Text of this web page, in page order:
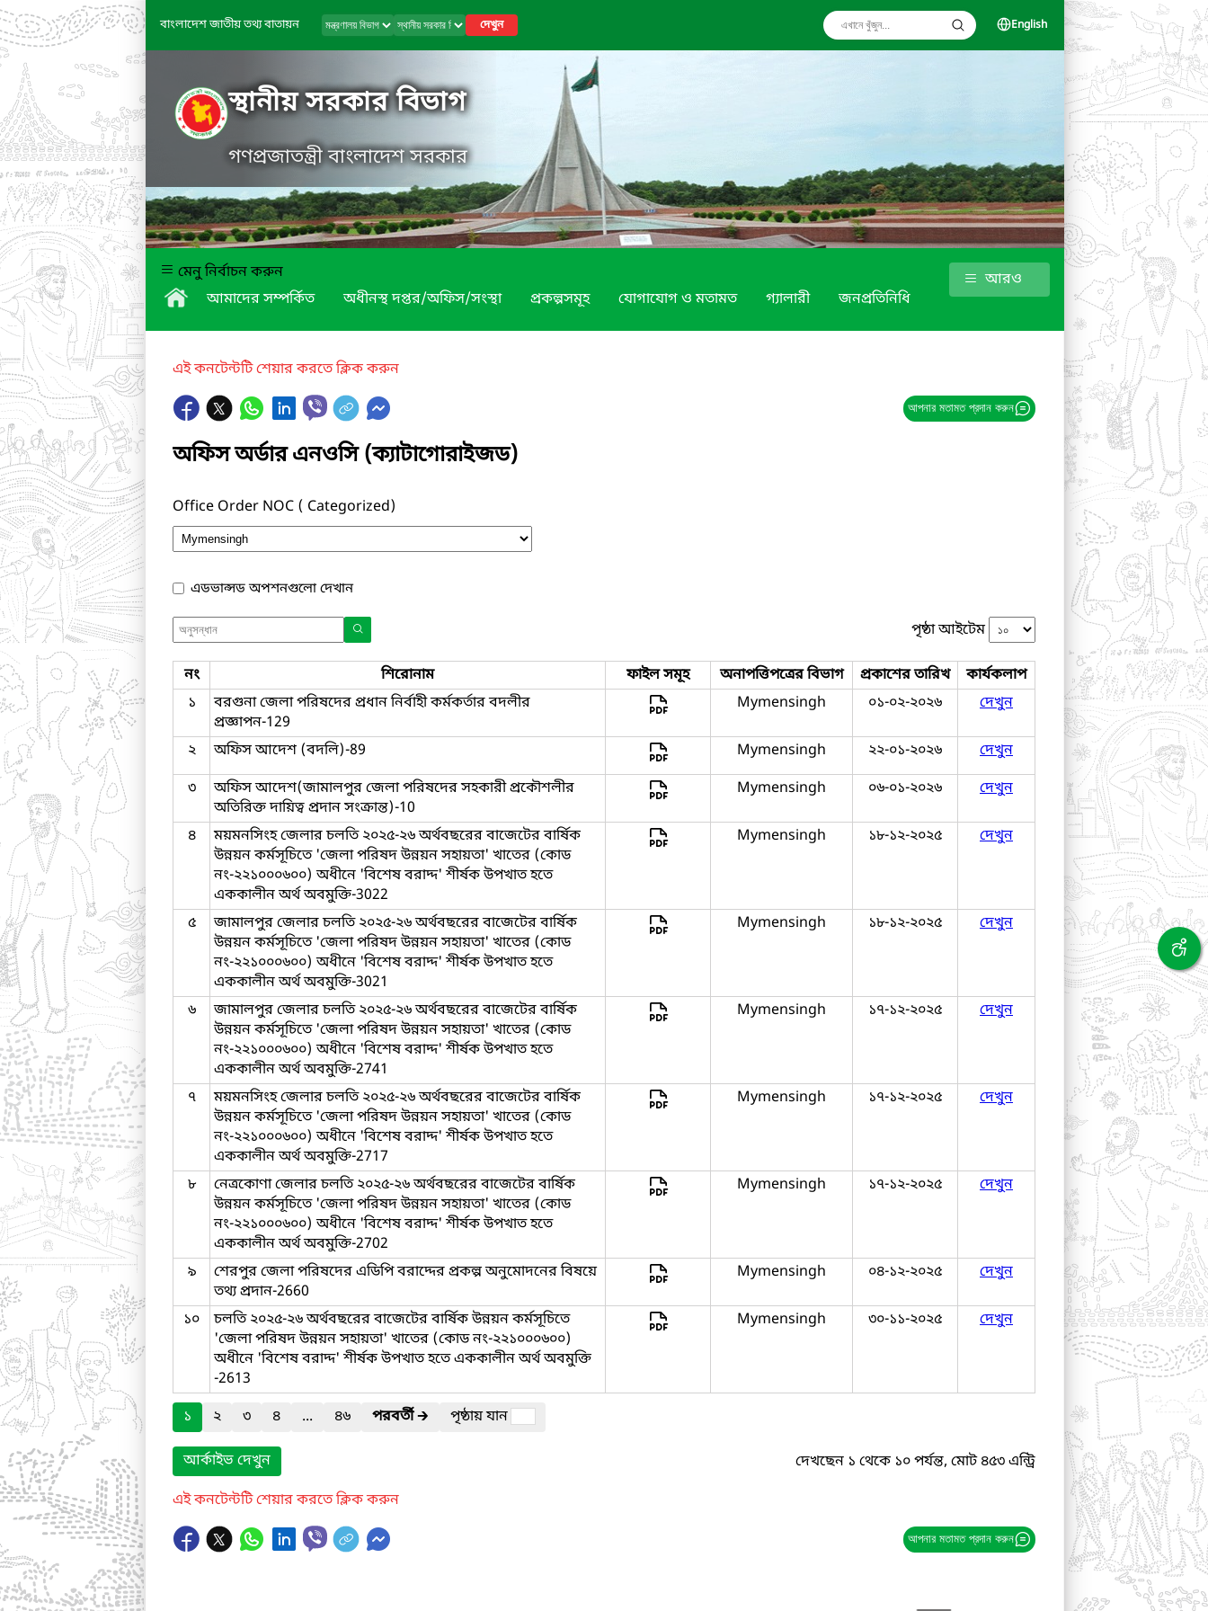
বাংলাদেশ জাতীয় তথ্য বাতায়ন দেখুন English
স্থানীয় সরকার বিভাগ
গণপ্রজাতন্ত্রী বাংলাদেশ সরকার
মেনু নির্বাচন করুন
আমাদের সম্পর্কিত
অধীনস্থ দপ্তর/অফিস/সংস্থা প্রকল্পসমূহ যোগাযোগ ও মতামত গ্যালারী জনপ্রতিনিধি
আরও
এই কনটেন্টটি শেয়ার করতে ক্লিক করুন
আপনার মতামত প্রদান করুন
অফিস অর্ডার এনওসি (ক্যাটাগোরাইজড)
Office Order NOC ( Categorized)
এডভান্সড অপশনগুলো দেখান
পৃষ্ঠা আইটেম
নং শিরোনাম ফাইল সমূহ অনাপত্তিপত্রের বিভাগ প্রকাশের তারিখ
কার্যকলাপ
১
বরগুনা জেলা পরিষদের প্রধান নির্বাহী কর্মকর্তার বদলীর
প্রজ্ঞাপন-129
Mymensingh ০১-০২-২০২৬ দেখুন
২ অফিস আদেশ (বদলি)-89 Mymensingh ২২-০১-২০২৬
দেখুন
৩
অফিস আদেশ(জামালপুর জেলা পরিষদের সহকারী প্রকৌশলীর
অতিরিক্ত দায়িত্ব প্রদান সংক্রান্ত)-10
Mymensingh ০৬-০১-২০২৬ দেখুন
৪
ময়মনসিংহ জেলার চলতি ২০২৫-২৬ অর্থবছরের বাজেটের বার্ষিক
উন্নয়ন কর্মসূচিতে 'জেলা পরিষদ উন্নয়ন সহায়তা' খাতের (কোড
নং-২২১০০০৬০০) অধীনে 'বিশেষ বরাদ্দ' শীর্ষক উপখাত হতে
এককালীন অর্থ অবমুক্তি-3022
Mymensingh ১৮-১২-২০২৫ দেখুন
৫
জামালপুর জেলার চলতি ২০২৫-২৬ অর্থবছরের বাজেটের বার্ষিক
উন্নয়ন কর্মসূচিতে 'জেলা পরিষদ উন্নয়ন সহায়তা' খাতের (কোড
নং-২২১০০০৬০০) অধীনে 'বিশেষ বরাদ্দ' শীর্ষক উপখাত হতে
এককালীন অর্থ অবমুক্তি-3021
Mymensingh ১৮-১২-২০২৫ দেখুন
৬
জামালপুর জেলার চলতি ২০২৫-২৬ অর্থবছরের বাজেটের বার্ষিক
উন্নয়ন কর্মসূচিতে 'জেলা পরিষদ উন্নয়ন সহায়তা' খাতের (কোড
নং-২২১০০০৬০০) অধীনে 'বিশেষ বরাদ্দ' শীর্ষক উপখাত হতে
এককালীন অর্থ অবমুক্তি-2741
Mymensingh ১৭-১২-২০২৫ দেখুন
৭
ময়মনসিংহ জেলার চলতি ২০২৫-২৬ অর্থবছরের বাজেটের বার্ষিক
উন্নয়ন কর্মসূচিতে 'জেলা পরিষদ উন্নয়ন সহায়তা' খাতের (কোড
নং-২২১০০০৬০০) অধীনে 'বিশেষ বরাদ্দ' শীর্ষক উপখাত হতে
এককালীন অর্থ অবমুক্তি-2717
Mymensingh ১৭-১২-২০২৫ দেখুন
৮
নেত্রকোণা জেলার চলতি ২০২৫-২৬ অর্থবছরের বাজেটের বার্ষিক
উন্নয়ন কর্মসূচিতে 'জেলা পরিষদ উন্নয়ন সহায়তা' খাতের (কোড
নং-২২১০০০৬০০) অধীনে 'বিশেষ বরাদ্দ' শীর্ষক উপখাত হতে
এককালীন অর্থ অবমুক্তি-2702
Mymensingh ১৭-১২-২০২৫ দেখুন
৯
শেরপুর জেলা পরিষদের এডিপি বরাদ্দের প্রকল্প অনুমোদনের বিষয়ে
তথ্য প্রদান-2660
Mymensingh ০৪-১২-২০২৫ দেখুন
১০
চলতি ২০২৫-২৬ অর্থবছরের বাজেটের বার্ষিক উন্নয়ন কর্মসূচিতে
'জেলা পরিষদ উন্নয়ন সহায়তা' খাতের (কোড নং-২২১০০০৬০০)
অধীনে 'বিশেষ বরাদ্দ' শীর্ষক উপখাত হতে এককালীন অর্থ অবমুক্তি
-2613
Mymensingh ৩০-১১-২০২৫ দেখুন
১ ২ ৩ ৪ ... ৪৬ পরবর্তী🡲 পৃষ্ঠায় যান
আর্কাইভ দেখুন
দেখছেন ১ থেকে ১০ পর্যন্ত, মোট ৪৫৩ এন্ট্রি
এই কনটেন্টটি শেয়ার করতে ক্লিক করুন
আপনার মতামত প্রদান করুন